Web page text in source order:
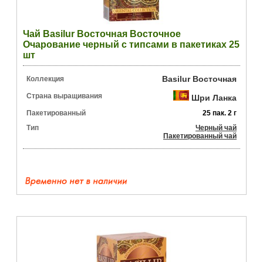
Чай Basilur Восточная Восточное
Очарование черный с типсами в пакетиках 25
шт
Коллекция Basilur Восточная
Страна выращивания Шри Ланка
Пакетированный
25 пак. 2 г
Тип
Черный чай
Пакетированный чай